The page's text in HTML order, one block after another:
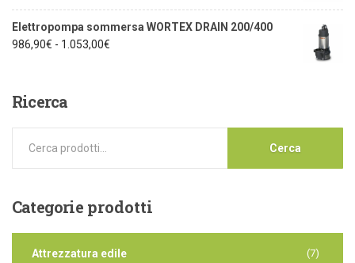
Elettropompa sommersa WORTEX DRAIN 200/400
986,90€ - 1.053,00€
Ricerca
Cerca
Categorieprodotti
Attrezzatura edile (7)